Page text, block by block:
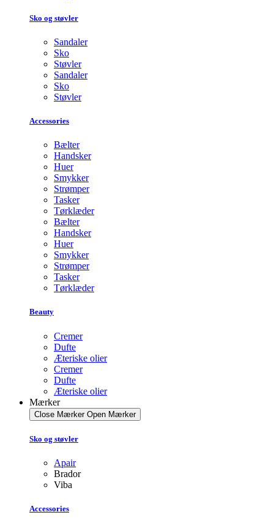
Sko og støvler
Sandaler
Sko
Støvler
Sandaler
Sko
Støvler
Accessories
Bælter
Handsker
Huer
Smykker
Strømper
Tasker
Tørklæder
Bælter
Handsker
Huer
Smykker
Strømper
Tasker
Tørklæder
Beauty
Cremer
Dufte
Æteriske olier
Cremer
Dufte
Æteriske olier
Mærker
Close Mærker Open Mærker
Sko og støvler
Apair
Brador
Viba
Accessories